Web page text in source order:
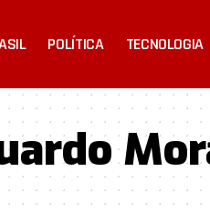
POLÍTICA TECNOLOGIA